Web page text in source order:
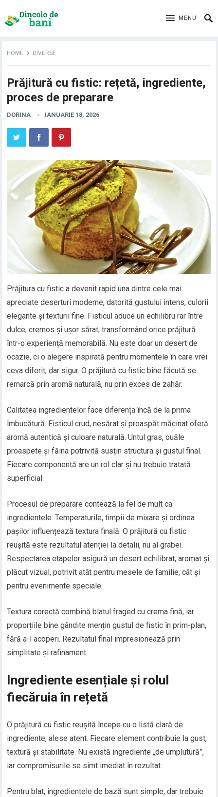
MENU
HOME DIVERSE
Prăjitură cu fistic: rețetă, ingrediente,
proces de preparare
DORINA IANUARIE 18, 2026
Prăjitura cu fistic a devenit rapid una dintre cele mai
apreciate deserturi moderne, datorită gustului intens, culorii
elegante și texturii fine. Fisticul aduce un echilibru rar între
dulce, cremos și ușor sărat, transformând orice prăjitură
într-o experiență memorabilă. Nu este doar un desert de
ocazie, ci o alegere inspirată pentru momentele în care vrei
ceva diferit, dar sigur. O prăjitură cu fistic bine făcută se
remarcă prin aromă naturală, nu prin exces de zahăr.
Calitatea ingredientelor face diferența încă de la prima
îmbucătură. Fisticul crud, nesărat și proaspăt măcinat oferă
aromă autentică și culoare naturală. Untul gras, ouăle
proaspete și făina potrivită susțin structura și gustul final.
Fiecare componentă are un rol clar și nu trebuie tratată
superficial.
Procesul de preparare contează la fel de mult ca
ingredientele. Temperaturile, timpii de mixare și ordinea
pașilor influențează textura finală. O prăjitură cu fistic
reușită este rezultatul atenției la detalii, nu al grabei.
Respectarea etapelor asigură un desert echilibrat, aromat și
plăcut vizual, potrivit atât pentru mesele de familie, cât și
pentru evenimente speciale.
Textura corectă combină blatul fraged cu crema fină, iar
proporțiile bine gândite mențin gustul de fistic în prim-plan,
fără a-l acoperi. Rezultatul final impresionează prin
simplitate și rafinament.
Ingrediente esențiale și rolul
fiecăruia în rețetă
O prăjitură cu fistic reușită începe cu o listă clară de
ingrediente, alese atent. Fiecare element contribuie la gust,
textură și stabilitate. Nu există ingrediente „de umplutură”,
iar compromisurile se simt imediat în rezultat.
Pentru blat, ingredientele de bază sunt simple, dar trebuie